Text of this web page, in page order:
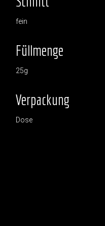
fein
Füllmenge
25g
Verpackung
Dose